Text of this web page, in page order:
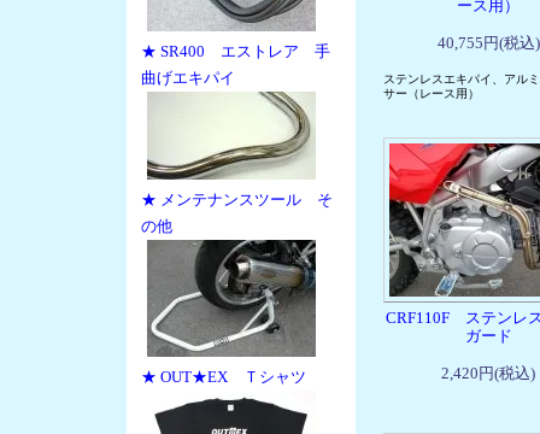
★ SR400 エストレア 手
曲げエキパイ
★ メンテナンスツール そ
の他
★ OUT★EX Ｔシャツ
ース用）
40,755円(税込)
ステンレスエキパイ、アル
サー（レース用）
CRF110F ステンレ
ガード
2,420円(税込)